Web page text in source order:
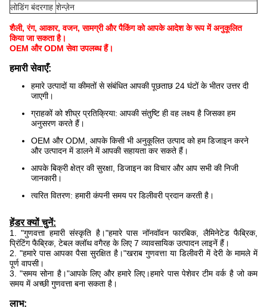
लोडिंग बंदरगाह शेन्ज़ेन
शैली, रंग, आकार, वजन, सामग्री और पैकिंग को आपके आदेश के रूप में अनुकूलित
किया जा सकता है।
OEM और ODM सेवा उपलब्ध हैं।
हमारी सेवाएँ:
हमारे उत्पादों या कीमतों से संबंधित आपकी पूछताछ 24 घंटों के भीतर उत्तर दी
जाएगी।
ग्राहकों को शीघ्र प्रतिक्रिया: आपकी संतुष्टि ही वह लक्ष्य है जिसका हम
अनुसरण करते हैं।
OEM और ODM, आपके किसी भी अनुकूलित उत्पाद को हम डिजाइन करने
और उत्पादन में डालने में आपकी सहायता कर सकते हैं।
आपके बिक्री क्षेत्र की सुरक्षा, डिजाइन का विचार और आप सभी की निजी
जानकारी।
त्वरित वितरण: हमारी कंपनी समय पर डिलीवरी प्रदान करती है।
हेंडर क्यों चुनें:
1. "गुणवत्ता हमारी संस्कृति है।"हमारे पास नॉनवॉवन फारबिक, लैमिनेटेड फैब्रिक,
प्रिंटिंग फैब्रिक, टेबल क्लॉथ वगैरह के लिए 7 व्यावसायिक उत्पादन लाइनें हैं।
2. "हमारे पास आपका पैसा सुरक्षित है।"खराब गुणवत्ता या डिलीवरी में देरी के मामले में
पूर्ण वापसी।
3. "समय सोना है।"आपके लिए और हमारे लिए।हमारे पास पेशेवर टीम वर्क है जो कम
समय में अच्छी गुणवत्ता बना सकता है।
लाभ: